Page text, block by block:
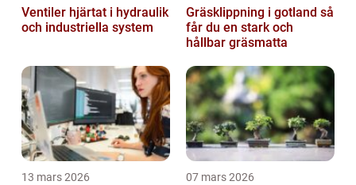
Ventiler hjärtat i hydraulik
och industriella system
Gräsklippning i gotland så
får du en stark och
hållbar gräsmatta
13 mars 2026 07 mars 2026